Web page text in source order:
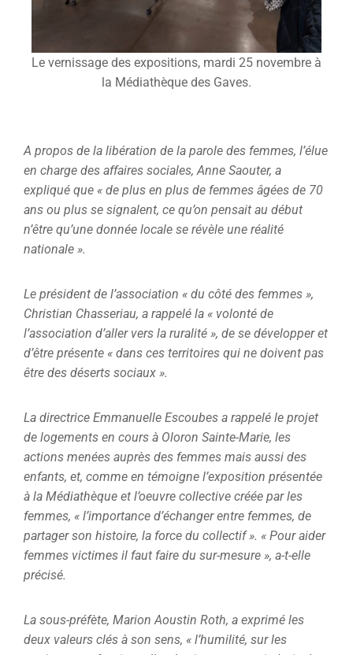
Le vernissage des expositions, mardi 25 novembre à
la Médiathèque des Gaves.
A propos de la libération de la parole des femmes, l’élue
en charge des affaires sociales, Anne Saouter, a
expliqué que « de plus en plus de femmes âgées de 70
ans ou plus se signalent, ce qu’on pensait au début
n’être qu’une donnée locale se révèle une réalité
nationale ».
Le président de l’association « du côté des femmes »,
Christian Chasseriau, a rappelé la « volonté de
l’association d’aller vers la ruralité », de se développer et
d’être présente « dans ces territoires qui ne doivent pas
être des déserts sociaux ».
La directrice Emmanuelle Escoubes a rappelé le projet
de logements en cours à Oloron Sainte-Marie, les
actions menées auprès des femmes mais aussi des
enfants, et, comme en témoigne l’exposition présentée
à la Médiathèque et l’oeuvre collective créée par les
femmes, « l’importance d’échanger entre femmes, de
partager son histoire, la force du collectif ». « Pour aider
femmes victimes il faut faire du sur-mesure », a-t-elle
précisé.
La sous-préfète, Marion Aoustin Roth, a exprimé les
deux valeurs clés à son sens, « l’humilité, sur les